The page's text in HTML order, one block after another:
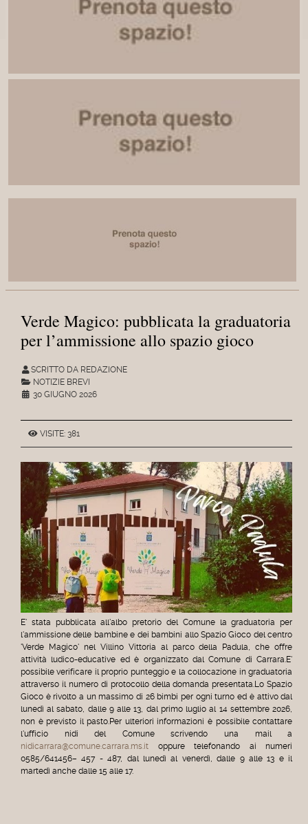
Verde Magico: pubblicata la graduatoria
per l’ammissione allo spazio gioco
SCRITTO DA REDAZIONE
NOTIZIE BREVI
30 GIUGNO 2026
VISITE: 381
E' stata pubblicata all'albo pretorio del Comune la graduatoria per
l'ammissione delle bambine e dei bambini allo Spazio Gioco del centro
'Verde Magico' nel Villino Vittoria al parco della Padula, che offre
attività ludico-educative ed è organizzato dal Comune di Carrara.E'
possibile verificare il proprio punteggio e la collocazione in graduatoria
attraverso il numero di protocollo della domanda presentata.Lo Spazio
Gioco è rivolto a un massimo di 26 bimbi per ogni turno ed è attivo dal
lunedì al sabato, dalle 9 alle 13, dal primo luglio al 14 settembre 2026,
non è previsto il pasto.Per ulteriori informazioni è possibile contattare
l'ufficio nidi del Comune scrivendo una mail a
nidicarrara@comune.carrara.ms.it oppure telefonando ai numeri
0585/641456– 457 - 487, dal lunedì al venerdì, dalle 9 alle 13 e il
martedì anche dalle 15 alle 17.